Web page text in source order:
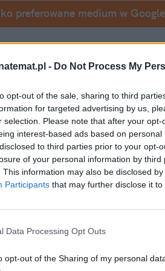
- Do Not Process My
opt-out of the sale, sharing to third
for targeted advertising by us,
selection. Please note that after your
interest-based ads based on
to third parties prior to your opt-
of your personal information by third
This information may also be disclosed
Participants that may further disclose it to
Data Processing Opt Outs
opt-out of the Sharing of my personal
preferowane medium w Google
być tym, czym okładka
realnym coraz
streszczeniami, po
film, skoro wszystko już